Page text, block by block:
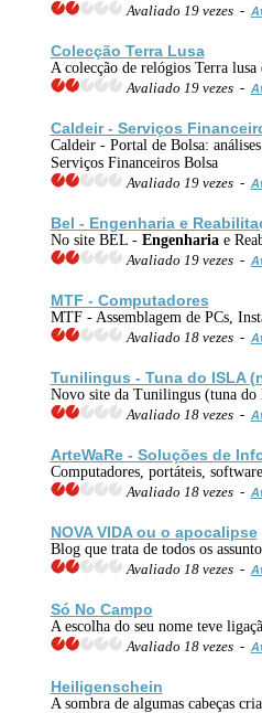
Avaliado 19 vezes -
Colecção Terra Lusa
A colecção de relógios Terra lusa
Avaliado 19 vezes -
Caldeir - Serviços
Caldeir - Portal de Bolsa:
Serviços Financeiros Bolsa
Avaliado 19 vezes -
Bel - Engenhariae
No site BEL - Engenhariae
Avaliado 19 vezes -
MTF - Computadores
MTF - Assemblagem de PCs,
Avaliado 18 vezes -
Tunilingus - Tuna do ISLA
Novo site da Tunilingus (tuna
Avaliado 18 vezes -
ArteWaRe - Soluções de
Computadores, portáteis,
Avaliado 18 vezes -
NOVA VIDA ou o apocalipse
Blog que trata de todos os
Avaliado 18 vezes -
Só No Campo
A escolha do seu nome teve
Avaliado 18 vezes -
Heiligenschein
A sombra de algumas cabeças